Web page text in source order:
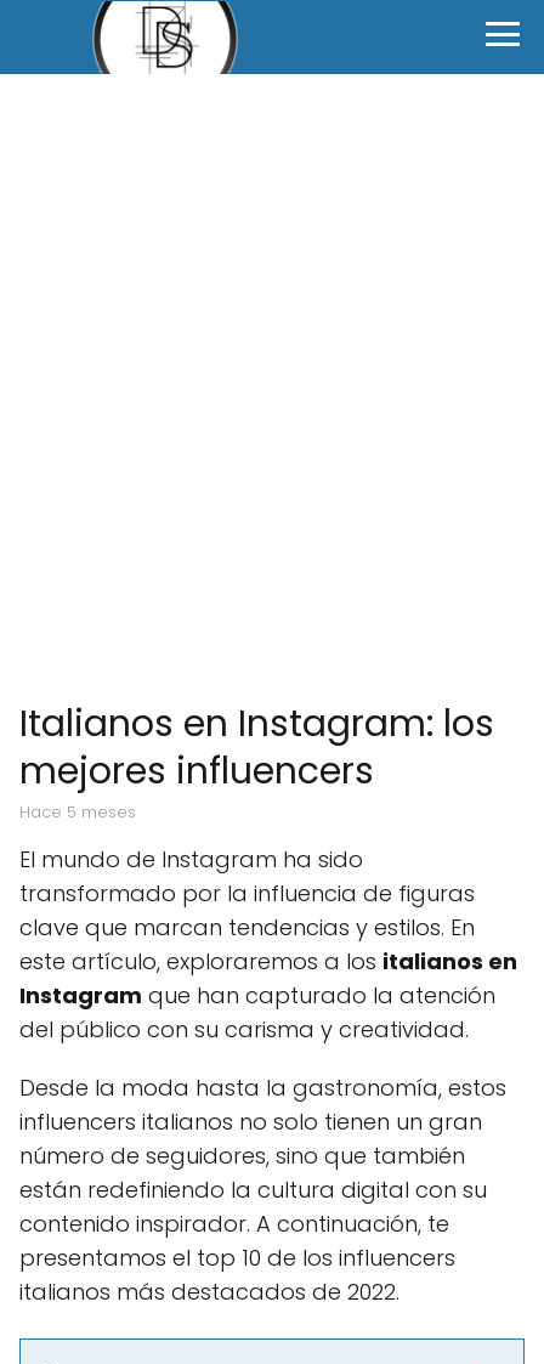
Italianos en Instagram: los
mejores influencers
hace 5 meses
El mundo de Instagram ha sido
transformado por la influencia de figuras
clave que marcan tendencias y estilos. En
este artículo, exploraremos a los italianos en
Instagram que han capturado la atención
del público con su carisma y creatividad.
Desde la moda hasta la gastronomía, estos
influencers italianos no solo tienen un gran
número de seguidores, sino que también
están redefiniendo la cultura digital con su
contenido inspirador. A continuación, te
presentamos el top 10 de los influencers
italianos más destacados de 2022.